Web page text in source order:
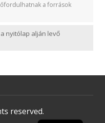
a források
a nyitólap alján levő
reserved.